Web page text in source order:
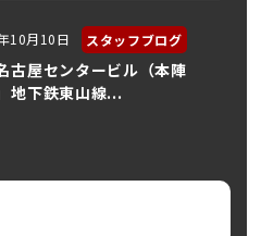
10月10日 スタッフブログ
古屋センタービル（本陣
地下鉄東山線...